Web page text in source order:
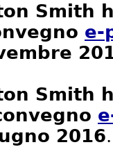
Smith
e-
Smith
2016.